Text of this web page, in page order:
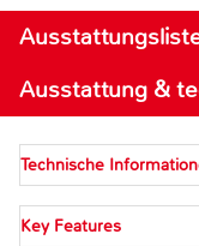
Ausstattung &
Technische
Key Features